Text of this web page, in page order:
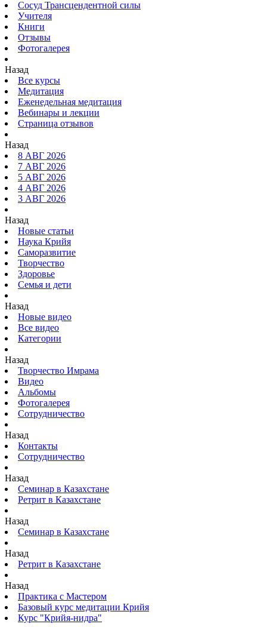
Сосуд Трансцендентной силы
Учителя
Книги
Отзывы
Фотогалерея
Назад
Все курсы
Медитация
Еженедельная медитация
Вебинары и лекции
Страница отзывов
Назад
8 АВГ 2026
7 АВГ 2026
5 АВГ 2026
4 АВГ 2026
3 АВГ 2026
Назад
Новые статьи
Наука Крийя
Саморазвитие
Творчество
Здоровье
Семья и дети
Назад
Новые видео
Все видео
Категории
Назад
Творчество Имрама
Видео
Альбомы
Фотогалерея
Сотрудничество
Назад
Контакты
Сотрудничество
Назад
Семинар в Казахстане
Ретрит в Казахстане
Назад
Семинар в Казахстане
Назад
Ретрит в Казахстане
Назад
Практика с Мастером
Базовый курс медитации Крийя
Курс "Крийя-нидра"